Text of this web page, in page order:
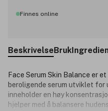
Finnes online
BeskrivelseBruk
Face Serum Skin Balance er
beroligende serum utviklet for
inneholder en høy
hjelper med å balansere